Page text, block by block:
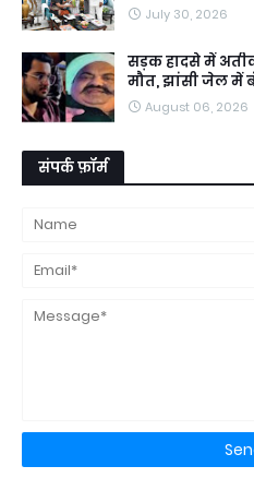
July 30, 2026
सड़क हादसे में
मौत, झांसी जेल में
August 06, 2026
संपर्क फ़ॉर्म